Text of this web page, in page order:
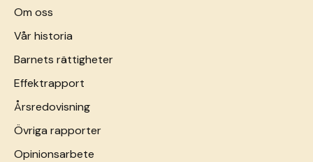
Om oss
Vår historia
Barnets rättigheter
Effektrapport
Årsredovisning
Övriga rapporter
Opinionsarbete